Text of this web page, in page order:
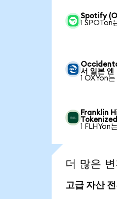
Spotify
1 SPOTon
서 일본 엔
1 OXYon
Franklin
1 FLHYon
더 많은
고급 자산